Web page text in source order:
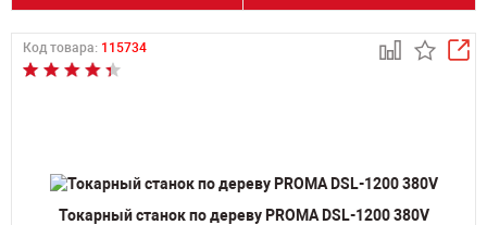
Код товара: 115734
Токарный станок по дереву PROMA DSL-1200 380V